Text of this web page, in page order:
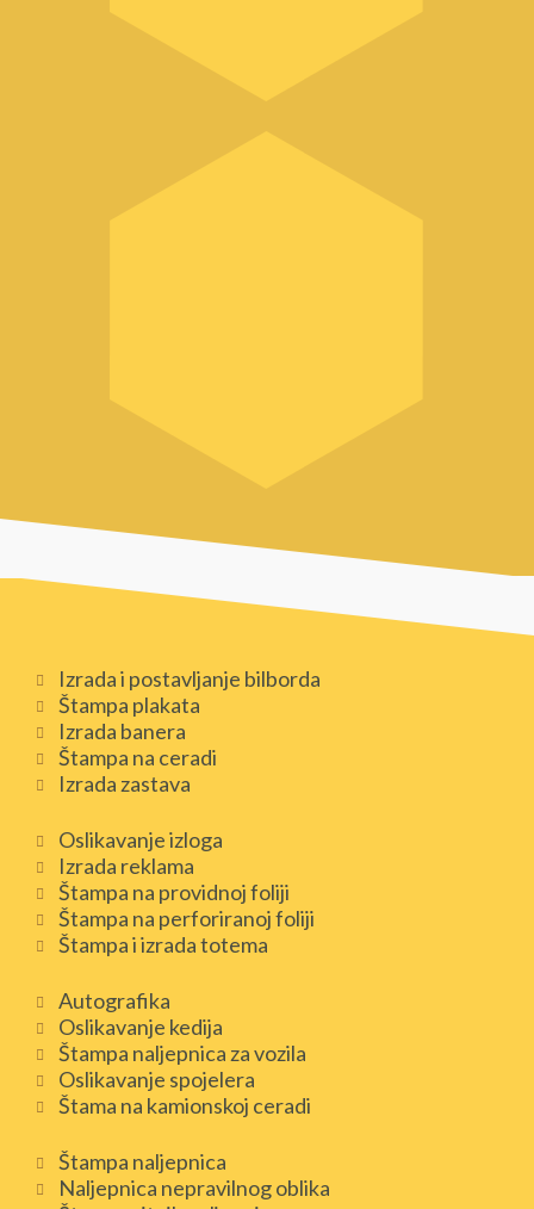
Izrada i postavljanje bilborda
Štampa plakata
Izrada banera
Štampa na ceradi
Izrada zastava
Oslikavanje izloga
Izrada reklama
Štampa na providnoj foliji
Štampa na perforiranoj foliji
Štampa i izrada totema
Autografika
Oslikavanje kedija
Štampa naljepnica za vozila
Oslikavanje spojelera
Štama na kamionskoj ceradi
Štampa naljepnica
Naljepnica nepravilnog oblika